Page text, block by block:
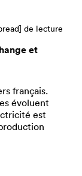
de lecture
et
français.
évoluent
est